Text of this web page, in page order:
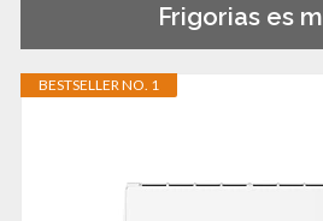
Frigorias es
BESTSELLER NO. 1